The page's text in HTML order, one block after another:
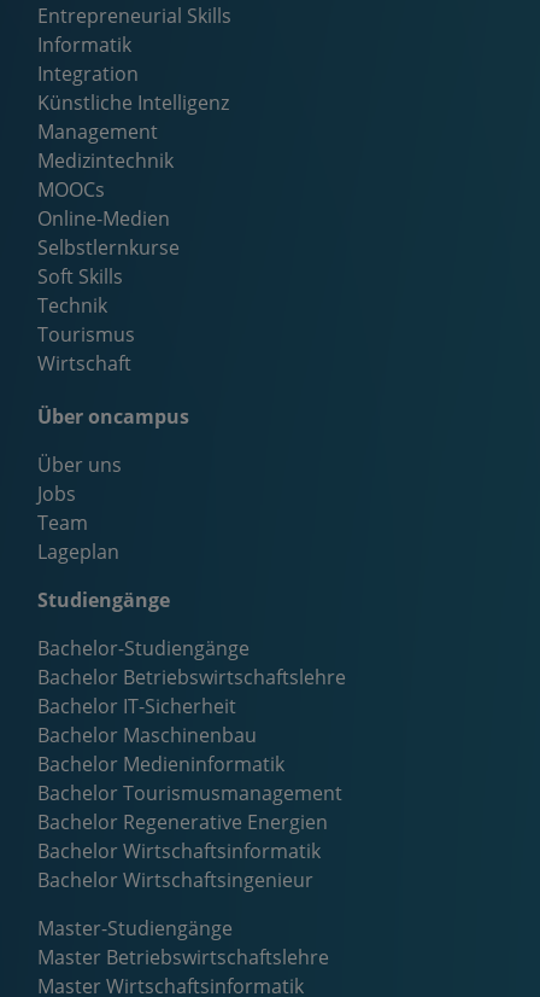
Entrepreneurial Skills
Informatik
Integration
Künstliche Intelligenz
Management
Medizintechnik
MOOCs
Online-Medien
Selbstlernkurse
Soft Skills
Technik
Tourismus
Wirtschaft
Über oncampus
Über uns
Jobs
Team
Lageplan
Studiengänge
Bachelor-Studiengänge
Bachelor Betriebswirtschaftslehre
Bachelor IT-Sicherheit
Bachelor Maschinenbau
Bachelor Medieninformatik
Bachelor Tourismusmanagement
Bachelor Regenerative Energien
Bachelor Wirtschaftsinformatik
Bachelor Wirtschaftsingenieur
Master-Studiengänge
Master Betriebswirtschaftslehre
Master Wirtschaftsinformatik